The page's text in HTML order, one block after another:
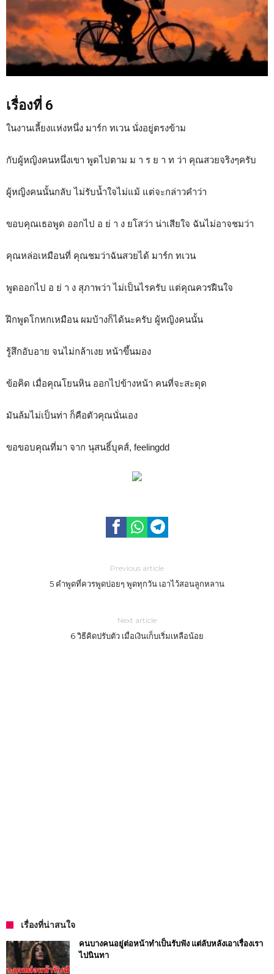
เรื่องที่ 6
ในงานเลี้ยงแห่งหนึ่ง มาร์ก ทเวน นั่งอยู่ตรงข้าม
กับผู้หญิงคนหนึ่งเขา พูดไปตาม ม า ร ย า ท ว่า คุณสวยจริงๆครับ
ผู้หญิงคนนั้นกลับ ไม่รับน้ำใจไม่แม้ แต่จะกล่าวคำว่า
ขอบคุณเธอพูด ออกไป อ ย่ า ง ยโสว่า น่าเสียใจ ฉันไม่อาจชมว่า
คุณหล่อเหมือนที่ คุณชมว่าฉันสวยได้ มาร์ก ทเวน
พูดออกไป อ ย่ า ง สุภาพว่า ไม่เป็นไรครับ แต่คุณควรฝืนใจ
ฝึกพูดโกหกเหมือน ผมบ้างก็ได้นะครับ ผู้หญิงคนนั้น
รู้สึกอับอาย จนไม่กล้าเงย หน้าขึ้นมอง
ข้อคิด เมื่อคุณโยนหิน ออกไปข้างหน้า คนที่จะสะดุด
มันล้มไม่เป็นท่า ก็คือตัวคุณนั่นเอง
ขอขอบคุณที่มา จาก นุสนธิ์บุคส์, feelingdd
Previous article
5 คำพูดที่ควรพูดบ่อยๆ พูดทุกวัน เอาไว้สอนลูกหลาน
Next article
6 วิธีคิดปรับตัว เมื่อเงินเก็บเริ่มเหลือน้อย
เรื่องที่น่าสนใจ
คนบางคนอยู่ต่อหน้าทำเป็นรับฟัง แต่ลับหลังเอาเรื่องเรา
ไปนินทา